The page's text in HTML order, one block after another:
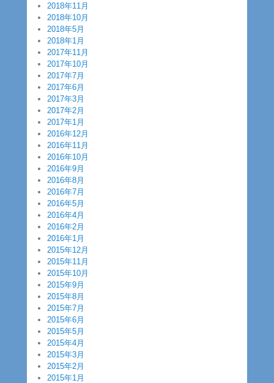
2018年11月
2018年10月
2018年5月
2018年1月
2017年11月
2017年10月
2017年7月
2017年6月
2017年3月
2017年2月
2017年1月
2016年12月
2016年11月
2016年10月
2016年9月
2016年8月
2016年7月
2016年5月
2016年4月
2016年2月
2016年1月
2015年12月
2015年11月
2015年10月
2015年9月
2015年8月
2015年7月
2015年6月
2015年5月
2015年4月
2015年3月
2015年2月
2015年1月